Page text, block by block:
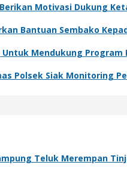
Motivasi Dukung
Bantuan Sembako
Mendukung
Polsek Siak Monitoring
Teluk Merempan